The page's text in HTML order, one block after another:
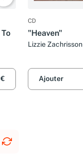
CD
"Heaven"
Lizzie Zachrisson
Ajouter